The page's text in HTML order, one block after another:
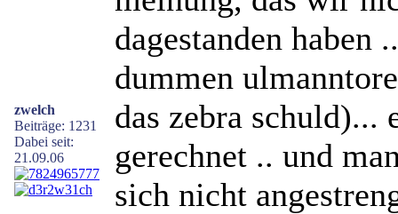
zwelch
Beiträge: 1231
Dabei seit:
21.09.06
dagestanden
dummen
das zebra schuld)...
gerechnet .. und
sich nicht